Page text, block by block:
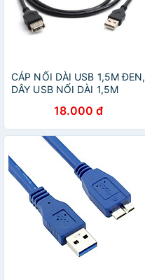
CÁP NỐI DÀI USB 1,5M ĐEN,
DÂY USB NỐI DÀI 1,5M
18.000 đ